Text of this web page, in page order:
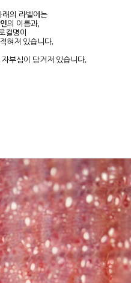
래의 라벨에는
의 이름과,
컬명이
혀져 있습니다.
부심이 담겨져 있습니다.